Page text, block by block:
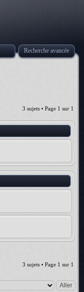
Recherche avancée
3 sujets • Page 1 sur 1
3 sujets • Page 1 sur 1